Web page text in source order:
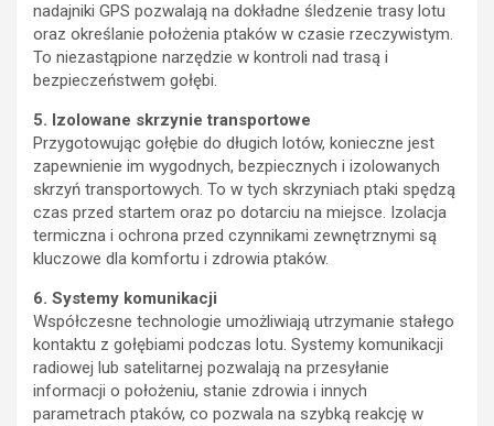
nadajniki GPS pozwalają na dokładne śledzenie trasy lotu
oraz określanie położenia ptaków w czasie rzeczywistym.
To niezastąpione narzędzie w kontroli nad trasą i
bezpieczeństwem gołębi.
5. Izolowane skrzynie transportowe
Przygotowując gołębie do długich lotów, konieczne jest
zapewnienie im wygodnych, bezpiecznych i izolowanych
skrzyń transportowych. To w tych skrzyniach ptaki spędzą
czas przed startem oraz po dotarciu na miejsce. Izolacja
termiczna i ochrona przed czynnikami zewnętrznymi są
kluczowe dla komfortu i zdrowia ptaków.
6. Systemy komunikacji
Współczesne technologie umożliwiają utrzymanie stałego
kontaktu z gołębiami podczas lotu. Systemy komunikacji
radiowej lub satelitarnej pozwalają na przesyłanie
informacji o położeniu, stanie zdrowia i innych
parametrach ptaków, co pozwala na szybką reakcję w